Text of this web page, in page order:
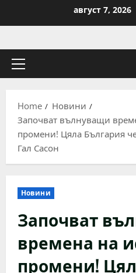
август 7, 2026
Primary
Home
Новини
Започват вълнуващи
промени! Цяла България
Гал Сасон
Новини
Започват
времена на
промени!